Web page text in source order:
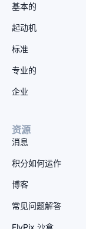
基本的
起动机
标准
专业的
企业
资源
消息
积分如何运作
博客
常见问题解答
FlyPix 沙盒